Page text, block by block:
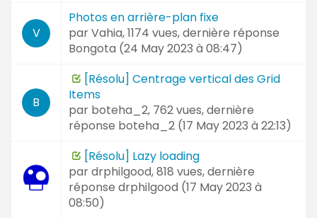
V
Photos en arrière-plan fixe
parVahia, 1174 vues, dernière réponse
Bongota (24 May 2023 à 08:47)
B
[Résolu] Centrage vertical des Grid
Items
par boteha_2, 762 vues, dernière
réponse boteha_2 (17 May 2023 à 22:13)
[Résolu] Lazy loading
pardrphilgood, 818 vues, dernière
réponse drphilgood (17 May 2023 à
08:50)